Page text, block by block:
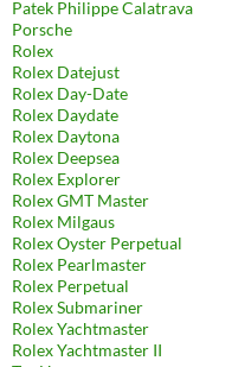
Patek Philippe Calatrava
Porsche
Rolex
Rolex Datejust
Rolex Day-Date
Rolex Daydate
Rolex Daytona
Rolex Deepsea
Rolex Explorer
Rolex GMT Master
Rolex Milgaus
Rolex Oyster Perpetual
Rolex Pearlmaster
Rolex Perpetual
Rolex Submariner
Rolex Yachtmaster
Rolex Yachtmaster II